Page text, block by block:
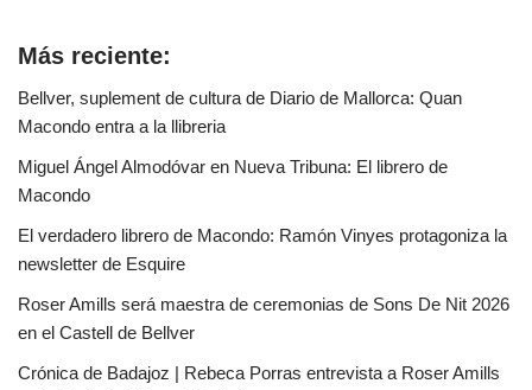
Más reciente:
Bellver, suplement de cultura de Diario de Mallorca: Quan
Macondo entra a la llibreria
Miguel Ángel Almodóvar en Nueva Tribuna: El librero de
Macondo
El verdadero librero de Macondo: Ramón Vinyes protagoniza la
newsletter de Esquire
Roser Amills será maestra de ceremonias de Sons De Nit 2026
en el Castell de Bellver
Crónica de Badajoz | Rebeca Porras entrevista a Roser Amills